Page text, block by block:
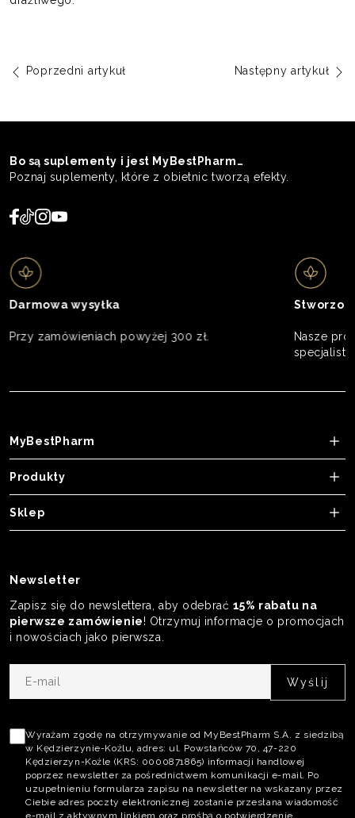
Poprzedni artykuł Następny artykuł
Bo są suplementy i jest MyBestPharm…
Poznaj suplementy, które z obietnic tworzą efekty.
Darmowa wysyłka
Przy zamówieniach powyżej 300 zł.
Nasze
MyBestPharm
Produkty
Sklep
Newsletter
Zapisz się do newslettera, aby odebrać 15% rabatu na
pierwsze zamówienie! Otrzymuj informacje o promocjach
i nowościach jako pierwsza.
mail
polityki
prywatności
Wyrażam zgodę na otrzymywanie od MyBestPharm S.A. z siedzibą
w Kędzierzynie-Koźlu, adres: ul. Powstańców 70, 47-220
Kędzierzyn-Koźle (KRS: 0000871865) informacji handlowej
poprzez newsletter za pośrednictwem komunikacji e-mail. Po
uzupełnieniu formularza zapisu na newsletter na wskazany przez
Ciebie adres poczty elektronicznej zostanie przesłana wiadomość